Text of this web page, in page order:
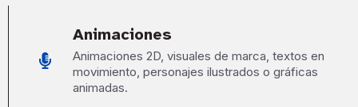
Animaciones
Animaciones 2D, visuales de marca, textos en
movimiento, personajes ilustrados o gráficas
animadas.